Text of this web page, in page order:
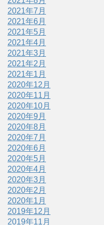
2021年7月
2021年6月
2021年5月
2021年4月
2021年3月
2021年2月
2021年1月
2020年12月
2020年11月
2020年10月
2020年9月
2020年8月
2020年7月
2020年6月
2020年5月
2020年4月
2020年3月
2020年2月
2020年1月
2019年12月
2019年11月